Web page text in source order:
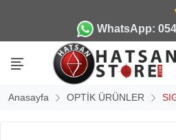
WhatsApp:
Anasayfa OPTİK ÜRÜNLER